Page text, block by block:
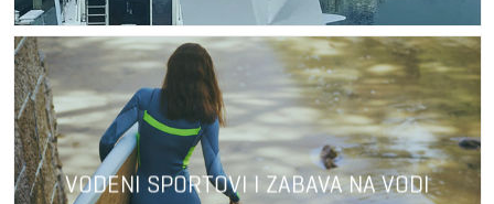
VODENI SPORTOVI I ZABAVA NA VODI